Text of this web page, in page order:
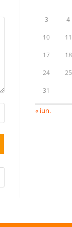
3 4
10 11
17 18
24 25
31
« iun.